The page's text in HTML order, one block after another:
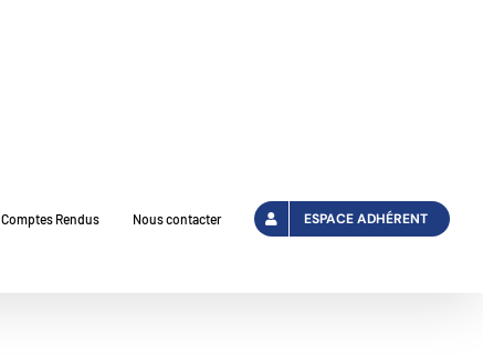
Comptes Rendus Nous contacter ESPACE ADHÉRENT